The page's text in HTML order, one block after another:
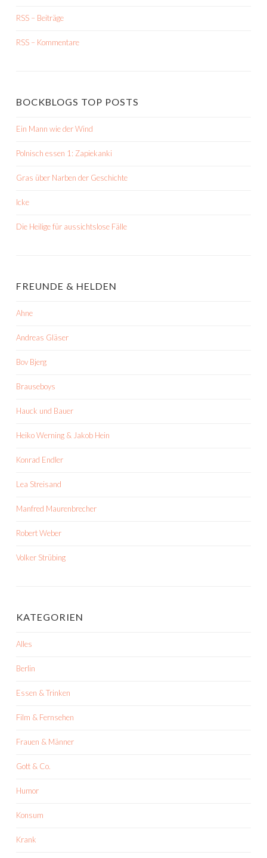
RSS – Beiträge
RSS – Kommentare
BOCKBLOGS TOP POSTS
Ein Mann wie der Wind
Polnisch essen 1: Zapiekanki
Gras über Narben der Geschichte
Icke
Die Heilige für aussichtslose Fälle
FREUNDE & HELDEN
Ahne
Andreas Gläser
Bov Bjerg
Brauseboys
Hauck und Bauer
Heiko Werning & Jakob Hein
Konrad Endler
Lea Streisand
Manfred Maurenbrecher
Robert Weber
Volker Strübing
KATEGORIEN
Alles
Berlin
Essen & Trinken
Film & Fernsehen
Frauen & Männer
Gott & Co.
Humor
Konsum
Krank